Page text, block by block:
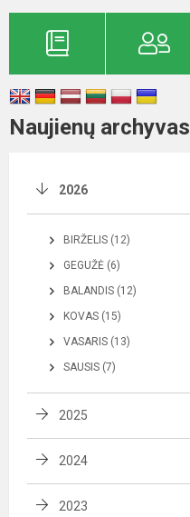
Naujienų archyvas
2026
BIRŽELIS (12)
GEGUŽĖ (6)
BALANDIS (12)
KOVAS (15)
VASARIS (13)
SAUSIS (7)
2025
2024
2023